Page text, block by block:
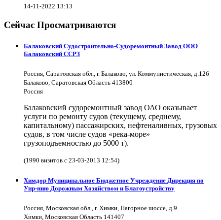
14-11-2022 13:13
Сейчас Просматриваются
Балаковский Судостроительно-Судоремонтный Завод ООО
Балаковский ССРЗ
Россия, Саратовская обл., г. Балаково, ул. Коммунистическая, д.126
Балаково, Саратовская Область 413800
Россия
Балаковский судоремонтный завод ОАО оказывает
услуги по ремонту судов (текущему, среднему,
капитальному) пассажирских, нефтеналивных, грузовых
судов, в том числе судов «река-море»
грузоподъемностью до 5000 т).
(1990 визитов с 23-03-2013 12:54)
Химдор Муниципальное Бюджетное Учреждение Дирекция по
Упр-нию Дорожным Хозяйством и Благоустройству
Россия, Московская обл., г. Химки, Нагорное шоссе, д.9
Химки, Московская Область 141407